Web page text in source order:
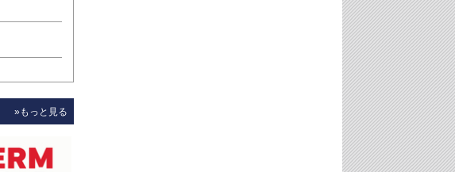
»もっと見る